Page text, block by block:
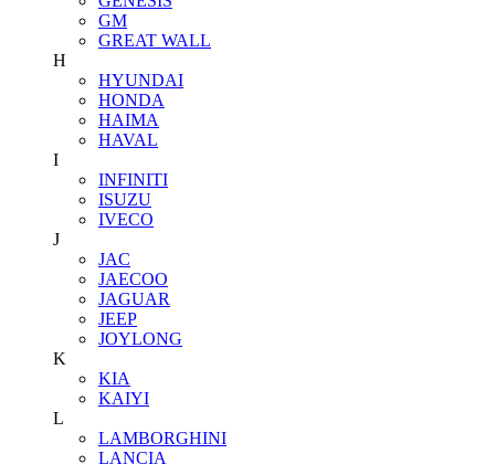
GM
GREAT WALL
H
HYUNDAI
HONDA
HAIMA
HAVAL
I
INFINITI
ISUZU
IVECO
J
JAC
JAECOO
JAGUAR
JEEP
JOYLONG
K
KIA
KAIYI
L
LAMBORGHINI
LANCIA